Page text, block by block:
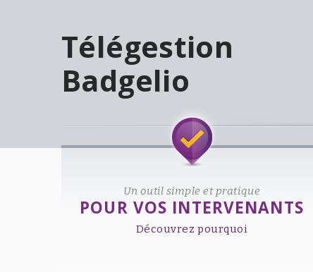
Télégestion
Badgelio
Welcome!
Un outil simple et pratique
POUR VOS INTERVENANTS
Découvrez pourquoi